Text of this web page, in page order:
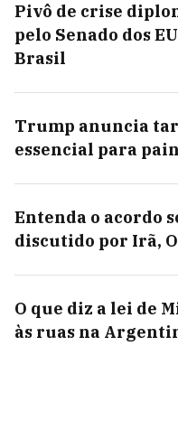
Pivô de crise
pelo Senado dos
Brasil
Trump anuncia
essencial para
Entenda o acordo
discutido por Irã,
O que diz a lei de
às ruas na